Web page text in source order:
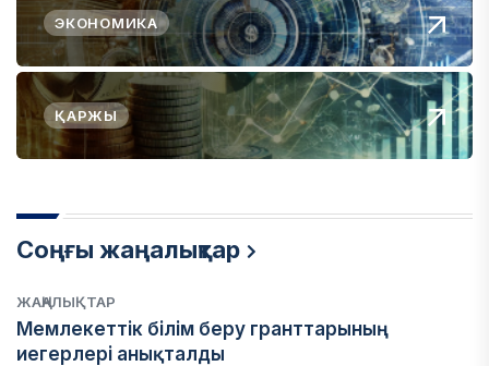
ЭКОНОМИКА
ҚАРЖЫ
Соңғы жаңалықтар
ЖАҢАЛЫҚТАР
Мемлекеттік білім беру гранттарының
иегерлері анықталды